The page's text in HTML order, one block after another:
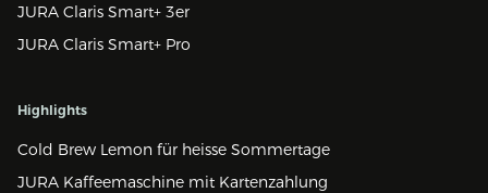
JURA Claris Smart+ 3er
JURA Claris Smart+ Pro
Highlights
Cold Brew Lemon für heisse Sommertage
JURA Kaffeemaschine mit Kartenzahlung